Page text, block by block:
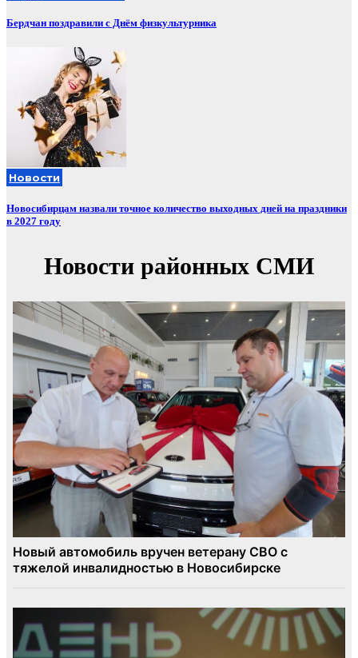
Бердчан поздравили с Днём физкультурника
Новости
Новосибирцам назвали точное количество выходных дней на праздники
в 2027 году